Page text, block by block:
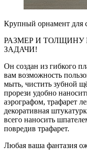
Крупный орнамент для
РАЗМЕР И
ЗАДАЧИ!
Он создан из гибкого
вам возможность
мыть, чистить зубной
прорези удобно
аэрографом, трафарет
декоративная
всего наносить
повредив трафарет.
Любая ваша фантазия